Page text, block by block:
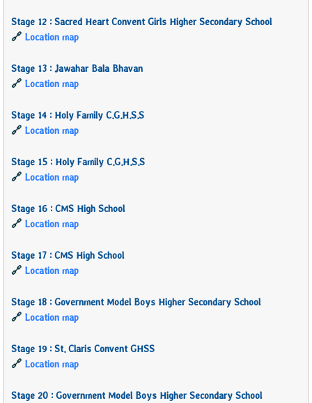
Stage 12 : Sacred Heart Convent Girls Higher Secondary School
🔗 Location map
Stage 13 : Jawahar Bala Bhavan
🔗 Location map
Stage 14 : Holy Family C.G.H.S.S
🔗 Location map
Stage 15 : Holy Family C.G.H.S.S
🔗 Location map
Stage 16 : CMS High School
🔗 Location map
Stage 17 : CMS High School
🔗 Location map
Stage 18 : Government Model Boys Higher Secondary School
🔗 Location map
Stage 19 : St. Claris Convent GHSS
🔗 Location map
Stage 20 : Government Model Boys Higher Secondary School